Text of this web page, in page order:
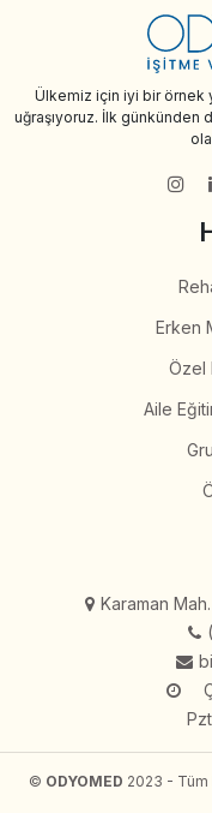
Ülkemiz için iyi bir örnek
uğraşıyoruz. İlk günkünden
Erken
Özel
Aile
Karaman
© ODYOMED 2023 - Tüm